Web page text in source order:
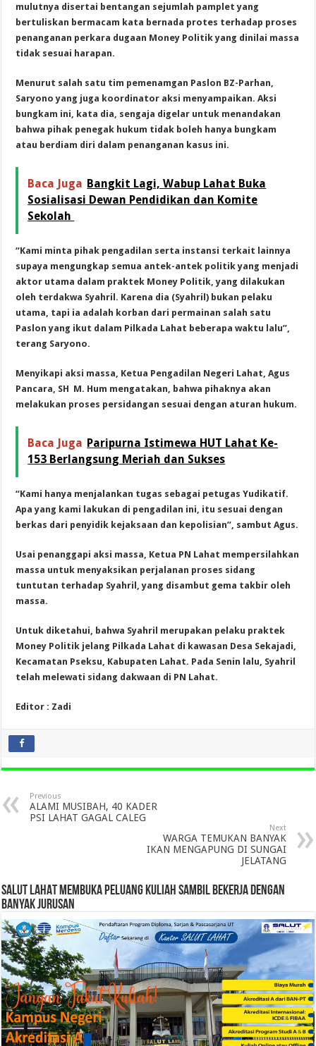
mulutnya disertai bentangan sejumlah pamplet yang
bertuliskan bermacam kata bernada protes terhadap proses
penanganan perkara dugaan Money Politik yang dinilai massa
tidak sesuai harapan.
Menurut salah satu tim pemenamgan Paslon BZ-Parhan,
Saryono yang juga koordinator aksi menyampaikan. Aksi
bungkam ini, kata dia, sengaja digelar untuk menandakan
bahwa pihak penegak hukum tidak boleh hanya bungkam
atau berdiam diri dalam penanganan kasus ini.
Baca Juga Bangkit Lagi, Wabup Lahat Buka
Sosialisasi Dewan Pendidikan dan Komite
Sekolah
“Kami minta pihak pengadilan serta instansi terkait lainnya
supaya mengungkap semua antek-antek politik yang menjadi
aktor utama dalam praktek Money Politik, yang dilakukan
oleh terdakwa Syahril. Karena dia (Syahril) bukan pelaku
utama, tapi ia adalah korban dari permainan salah satu
Paslon yang ikut dalam Pilkada Lahat beberapa waktu lalu”,
terang Saryono.
Menyikapi aksi massa, Ketua Pengadilan Negeri Lahat, Agus
Pancara, SH M. Hum mengatakan, bahwa pihaknya akan
melakukan proses persidangan sesuai dengan aturan hukum.
Baca Juga Paripurna Istimewa HUT Lahat Ke-
153 Berlangsung Meriah dan Sukses
“Kami hanya menjalankan tugas sebagai petugas Yudikatif.
Apa yang kami lakukan di pengadilan ini, itu sesuai dengan
berkas dari penyidik kejaksaan dan kepolisian”, sambut Agus.
Usai penanggapi aksi massa, Ketua PN Lahat mempersilahkan
massa untuk menyaksikan perjalanan proses sidang
tuntutan terhadap Syahril, yang disambut gema takbir oleh
massa.
Untuk diketahui, bahwa Syahril merupakan pelaku praktek
Money Politik jelang Pilkada Lahat di kawasan Desa Sekajadi,
Kecamatan Pseksu, Kabupaten Lahat. Pada Senin lalu, Syahril
telah melewati sidang dakwaan di PN Lahat.
Editor : Zadi
Previous
ALAMI MUSIBAH, 40 KADER
PSI LAHAT GAGAL CALEG
Next
WARGA TEMUKAN BANYAK
IKAN MENGAPUNG DI SUNGAI
JELATANG
SALUT LAHAT MEMBUKA PELUANG KULIAH SAMBIL BEKERJA DENGAN
BANYAK JURUSAN